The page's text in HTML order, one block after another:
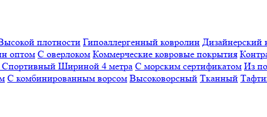
плотности Гипоаллергенный ковролин Дизайнерский
оптом С оверлоком Коммерческие ковровые покрытия
Спортивный Шириной 4 метра С морским сертификатом Из
С комбинированным ворсом Высоковорсный Тканный